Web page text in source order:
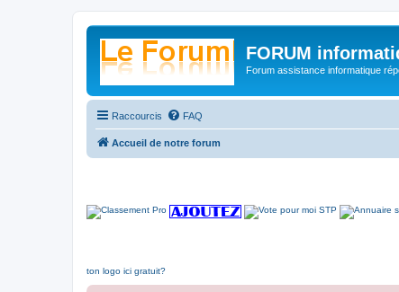
FORUM
Forum assistance informatique
Raccourcis FAQ
Accueil de notre forum
ton logo ici gratuit?